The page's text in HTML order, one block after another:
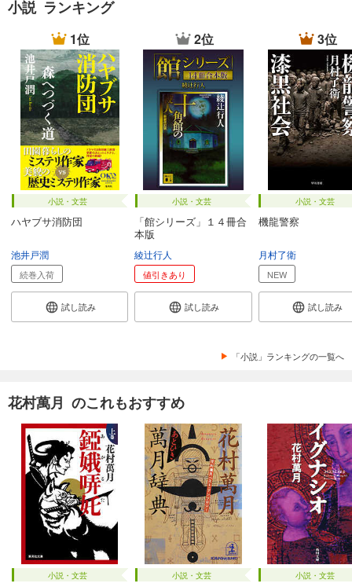
小説 ランキング
1位
小説・文芸
ハヤブサ消防団
池井戸潤
続巻入荷
試し読み
2位
小説・文芸
「館シリーズ」１４冊合
本版
綾辻行人
値引きあり
試し読み
3位
小説・文芸
機龍警察
月村了衛
NEW
試し読み
「小説」ランキングの一覧へ
花村萬月 のこれもおすすめ
小説・文芸 小説・文芸 小説・文芸